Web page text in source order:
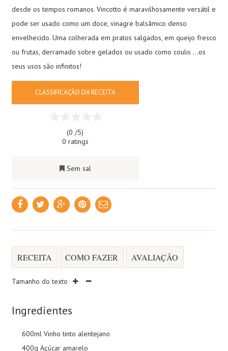
desde os tempos romanos. Vincotto é maravilhosamente versátil e
pode ser usado como um doce, vinagre balsâmico denso
envelhecido. Uma colherada em pratos salgados, em queijo fresco
ou frutas, derramado sobre gelados ou usado como coulis …os
seus usos são infinitos!
CLASSIFICAÇÃO DA RECEITA
(0 /5)
0 ratings
Sem sal
RECEITA COMO FAZER AVALIAÇÃO
Tamanho do texto
Ingredientes
600ml Vinho tinto alentejano
400g Açúcar amarelo